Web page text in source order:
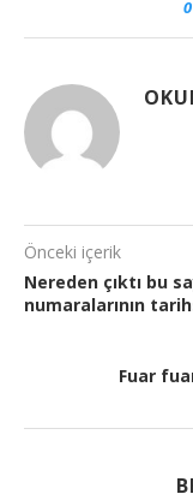
0
Önceki içerik
Nereden çıktı bu
numaralarının
Fuar